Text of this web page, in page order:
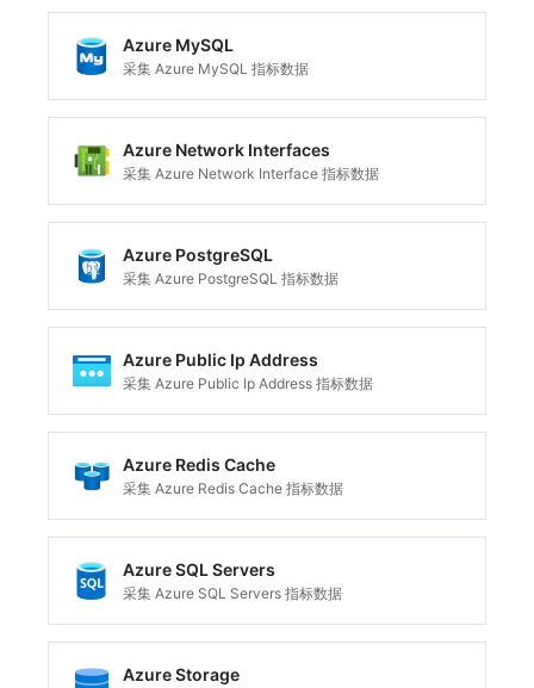
Azure MySQL
采集 Azure MySQL 指标数据
Azure Network Interfaces
采集 Azure Network Interface 指标数据
Azure PostgreSQL
采集 Azure PostgreSQL 指标数据
Azure Public Ip Address
采集 Azure Public Ip Address 指标数据
Azure Redis Cache
采集 Azure Redis Cache 指标数据
Azure SQL Servers
采集 Azure SQL Servers 指标数据
Azure Storage